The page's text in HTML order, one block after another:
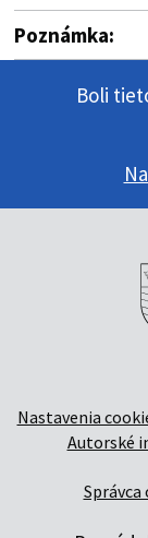
Poznámka:
Boli
Nastavenia
Autorské